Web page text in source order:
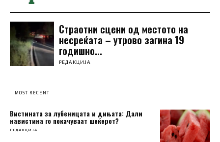
Страотни сцени од местото на
несреќатa – утрово загина 19
годишно...
РЕДАКЦИЈА
MOST RECENT
Вистината за лубеницата и дињата: Дали
навистина го покачуваат шеќерот?
РЕДАКЦИЈА